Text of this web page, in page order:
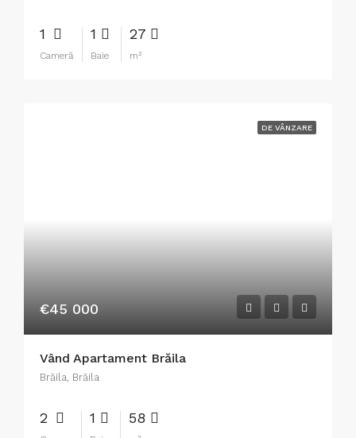
1
Cameră
1
Baie
27
m²
DE VÂNZARE
€45 000
Vând Apartament Brăila
Brăila, Brăila
2 1 58